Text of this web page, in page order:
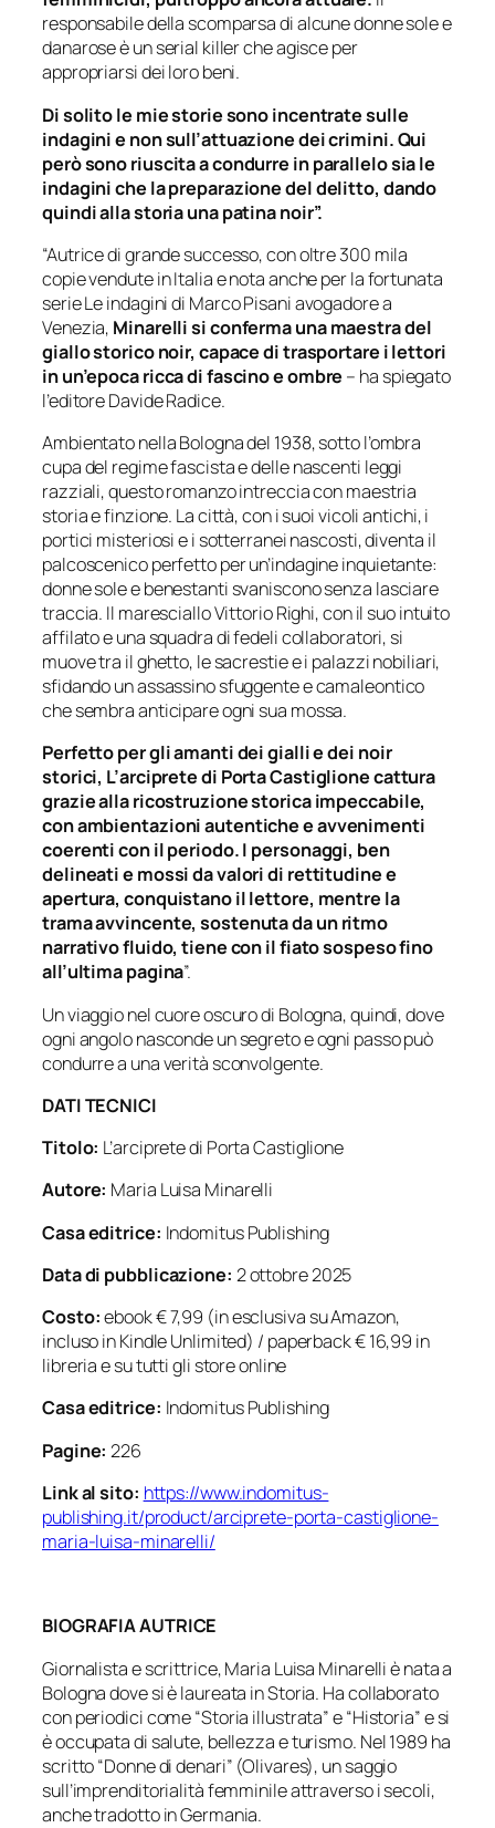
responsabile della scomparsa di alcune donne sole e
danarose è un serial killer che agisce per
appropriarsi dei loro beni.
Di solito le mie storie sono incentrate sulle
indagini e non sull’attuazione dei crimini. Qui
però sono riuscita a condurre in parallelo sia le
indagini che la preparazione del delitto, dando
quindi alla storia una patina noir”.
“Autrice di grande successo, con oltre 300 mila
copie vendute in Italia e nota anche per la fortunata
serieLe indagini di Marco Pisani avogadore a
Venezia, Minarelli si conferma una maestra del
giallo storico noir, capace di trasportare i lettori
in un’epoca ricca di fascino e ombre – ha spiegato
l’editore Davide Radice.
Ambientato nella Bologna del 1938, sotto l’ombra
cupa del regime fascista e delle nascenti leggi
razziali, questo romanzo intreccia con maestria
storia e finzione. La città, con i suoi vicoli antichi, i
portici misteriosi e i sotterranei nascosti, diventa il
palcoscenico perfetto per un’indagine inquietante:
donne sole e benestanti svaniscono senza lasciare
traccia. Il maresciallo Vittorio Righi, con il suo intuito
affilato e una squadra di fedeli collaboratori, si
muove tra il ghetto, le sacrestie e i palazzi nobiliari,
sfidando un assassino sfuggente e camaleontico
che sembra anticipare ogni sua mossa.
Perfetto per gli amanti dei gialli e dei noir
storici, L’arciprete di Porta Castiglionecattura
grazie alla ricostruzione storica impeccabile,
con ambientazioni autentiche e avvenimenti
coerenti con il periodo. I personaggi, ben
delineati e mossi da valori di rettitudine e
apertura, conquistano il lettore, mentre la
trama avvincente, sostenuta da un ritmo
narrativo fluido, tiene con il fiato sospeso fino
all’ultima pagina”.
Un viaggio nel cuore oscuro di Bologna, quindi, dove
ogni angolo nasconde un segreto e ogni passo può
condurre a una verità sconvolgente.
DATI TECNICI
Titolo: L’arciprete di Porta Castiglione
Autore: Maria Luisa Minarelli
Casa editrice: Indomitus Publishing
Data di pubblicazione: 2 ottobre 2025
Costo:ebook € 7,99 (in esclusiva su Amazon,
incluso in Kindle Unlimited) / paperback € 16,99 in
libreria e su tutti gli store online
Casa editrice: Indomitus Publishing
Pagine: 226
Link al sito: https://www.indomitus-
publishing.it/product/arciprete-porta-castiglione-
maria-luisa-minarelli/
BIOGRAFIA AUTRICE
Giornalista e scrittrice, Maria Luisa Minarelli è nata a
Bologna dove si è laureata in Storia. Ha collaborato
con periodici come “Storia illustrata” e “Historia” e si
è occupata di salute, bellezza e turismo. Nel 1989 ha
scritto “Donne di denari” (Olivares), un saggio
sull’imprenditorialità femminile attraverso i secoli,
anche tradotto in Germania.